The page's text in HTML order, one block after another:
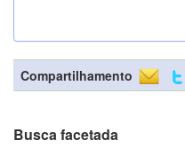
Compartilhamento
Busca facetada